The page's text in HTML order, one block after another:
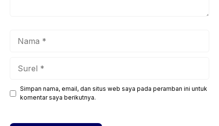
Situs
web
Simpan nama, email, dan situs web saya pada peramban ini untuk
komentar saya berikutnya.